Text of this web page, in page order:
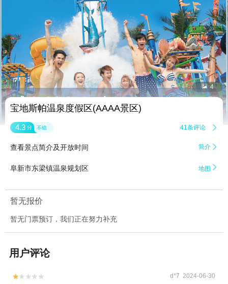
 4
宝地斯帕温泉度假区(AAAA景区)
4.3 分 不错 41条评论 
查看景点简介及开放时间 简介 
阜新市东梁镇温泉规划区 地图 
暂无报价
暂无门票预订，我们正在努力补充
用户评论

 d*7 2024-06-30